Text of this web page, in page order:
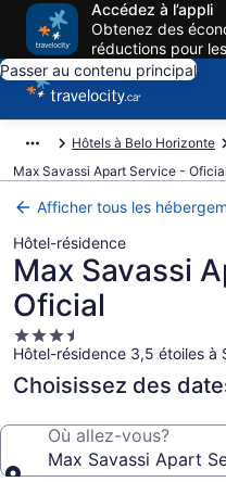
Accédez à l’appli
Obtenez des
réductions pour
Passer au contenu principal
Hôtels à Belo Horizonte
Max Savassi Apart Service -
Afficher tous les
Hôtel-résidence
Max Savassi
Oficial
Hébergement
3.5 étoiles
Hôtel-résidence 3,5 étoiles à
Choisissez des
Où allez-vous?
Max Savassi Apart